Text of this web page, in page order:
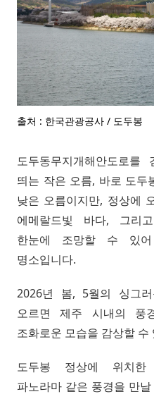
출처 : 한국관광공사 / 도두봉
도두동무지개해안도로
띄는 작은 오름, 바로 도두
낮은 오름이지만, 정상에
에메랄드빛 바다, 그리
한눈에 조망할 수 있
명소입니다.
2026년 봄, 5월의 싱그
오르면 제주 시내의 풍
조화로운 모습을 감상할 수
도두봉 정상에 위치한
파노라마 같은 풍경을 만